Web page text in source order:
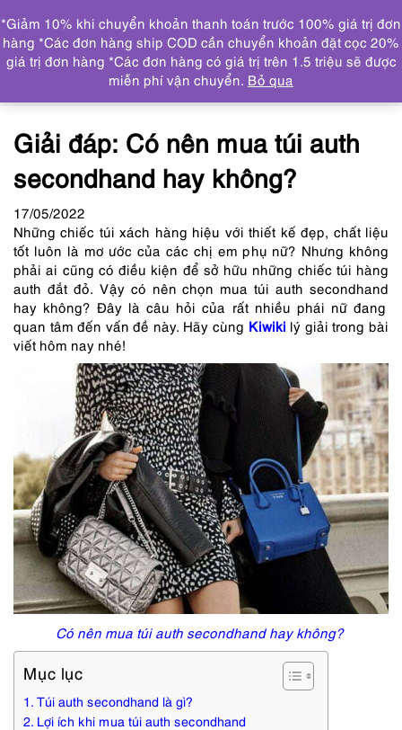
DANH MỤC
Trang chủ Tin tức
Giải đáp: Có nên mua túi auth
secondhand hay không?
Giải đáp: Có nên mua túi auth
secondhand hay không?
17/05/2022
Những chiếc túi xách hàng hiệu với thiết kế đẹp, chất liệu
tốt luôn là mơ ước của các chị em phụ nữ? Nhưng không
phải ai cũng có điều kiện để sở hữu những chiếc túi hàng
auth đắt đỏ. Vậy có nên chọn muatúi auth secondhand
hay không? Đây là câu hỏi của rất nhiều phái nữ đang
quan tâm đến vấn đề này. Hãy cùng Kiwiki lý giải trong bài
viết hôm nay nhé!
Có nên mua túi auth secondhand hay không?
Mục lục
Túi auth secondhand là gì?
Lợi ích khi mua túi auth secondhand
*Giảm 10% khi chuyển khoản thanh toán trước 100% giá trị đơn
hàng *Các đơn hàng ship COD cần chuyển khoản đặt cọc 20%
giá trị đơn hàng *Các đơn hàng có giá trị trên 1.5 triệu sẽ được
miễn phí vận chuyển. Bỏ qua